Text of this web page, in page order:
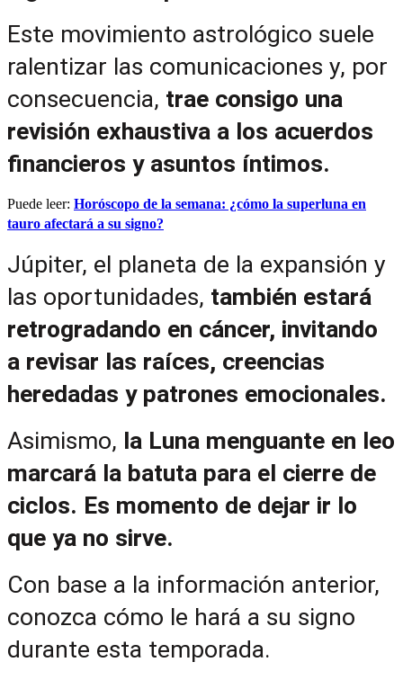
Este movimiento astrológico suele
ralentizar las comunicaciones y, por
consecuencia, trae consigo una
revisión exhaustiva a los acuerdos
financieros y asuntos íntimos.
Puede leer: Horóscopo de la semana: ¿cómo la superluna en
tauro afectará a su signo?
Júpiter, el planeta de la expansión y
las oportunidades, también estará
retrogradando en cáncer, invitando
a revisar las raíces, creencias
heredadas y patrones emocionales.
Asimismo, la Luna menguante en leo
marcará la batuta para el cierre de
ciclos. Es momento de dejar ir lo
que ya no sirve.
Con base a la información anterior,
conozca cómo le hará a su signo
durante esta temporada.